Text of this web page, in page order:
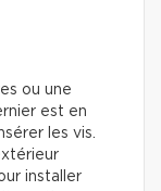
ou une
est en
les vis.
installer